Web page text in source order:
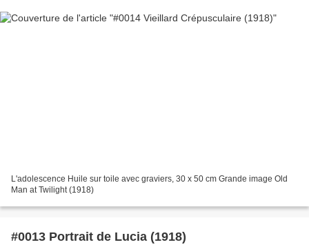
L'adolescence Huile sur toile avec graviers, 30 x 50 cm Grande image Old
Man at Twilight (1918)
#0013 Portrait de Lucia (1918)